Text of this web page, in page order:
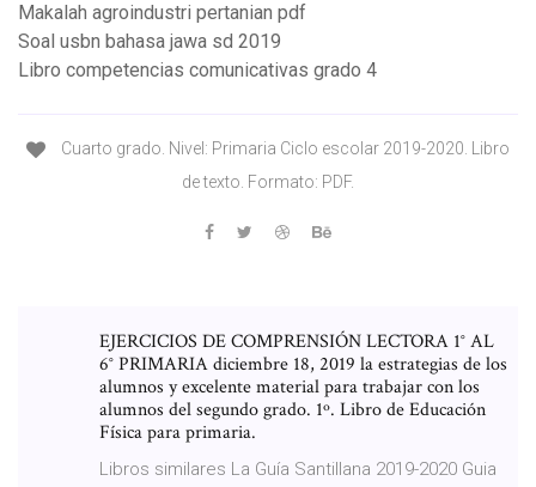
Makalah agroindustri pertanian pdf
Soal usbn bahasa jawa sd 2019
Libro competencias comunicativas grado 4
Cuarto grado. Nivel: Primaria Ciclo escolar 2019-2020. Libro
de texto. Formato: PDF.
EJERCICIOS DE COMPRENSIÓN LECTORA 1° AL
6° PRIMARIA diciembre 18, 2019 la estrategias de los
alumnos y excelente material para trabajar con los
alumnos del segundo grado. 1º. Libro de Educación
Física para primaria.
Libros similares La Guía Santillana 2019-2020 Guia